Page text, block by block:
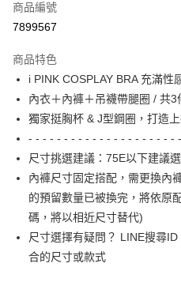
信用卡分期付款
合作金庫商業銀行
華南商業銀行
上海商業儲蓄銀行
國泰世華商業銀行
匯豐（台灣）商業銀行
聯邦商業銀行
元大商業銀行
玉山商業銀行
台新國際商業銀行
台灣樂天信用卡公司
6 期 0 利率 每期
華南商業銀行
上海商業儲蓄銀行
國泰世華商業銀行
臺灣中小企業銀行
匯豐（台灣）商業銀行
聯邦商業銀行
元大商業銀行
玉山商業銀行
台新國際商業銀行
台灣樂天信用卡公司
超商取貨付款
LINE Pay
Apple Pay
街口支付
AFTEE先享後付
相關說明
【關於「AFTEE先享後付」】
AFTEE先享後付是「在收到商品之後
商品編號
7899567
商品特色
i PINK COSPLAY BRA 充滿性
內衣＋內褲＋吊襪帶腿圈 / 共3
獨家挺胸杯 & J型鋼圈，打造
- - - - - - - - - - - - - - - - - - - - -
尺寸挑選建議：75E以下建議
內褲尺寸固定搭配，需更換內
的預留數量已被換完，將依原
碼，將以相近尺寸替代)
尺寸選擇有疑問？ LINE搜尋
合的尺寸或款式